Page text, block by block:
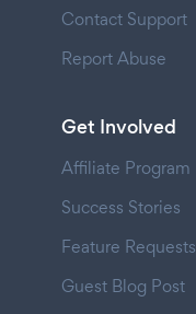
Contact Support
Report Abuse
Get Involved
Affiliate Program
Success Stories
Feature Requests
Guest Blog Post